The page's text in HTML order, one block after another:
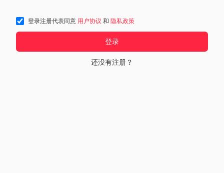
登录注册代表同意 用户协议 和 隐私政策
登录
还没有注册？